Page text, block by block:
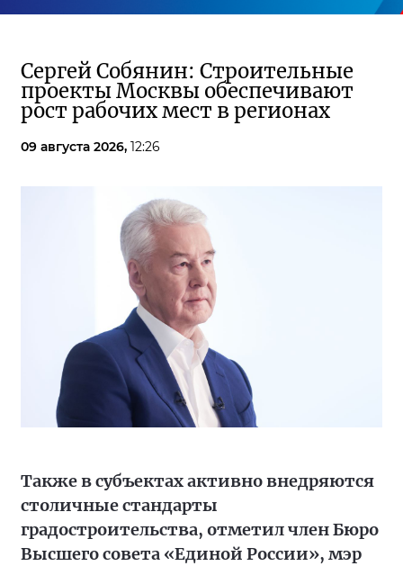
Сергей Собянин: Строительные
проекты Москвы обеспечивают
рост рабочих мест в регионах
09 августа 2026, 12:26
Также в субъектах активно внедряются
столичные стандарты
градостроительства, отметил член Бюро
Высшего совета «Единой России», мэр